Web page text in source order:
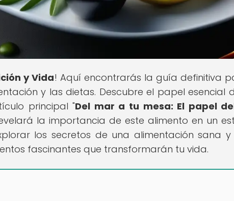
y Vida! Aquí encontrarás la guía definitiva
y las dietas. Descubre el papel esencial
principal "Del mar a tu mesa: El papel
la importancia de este alimento en un
los secretos de una alimentación sana y
fascinantes que transformarán tu vida.